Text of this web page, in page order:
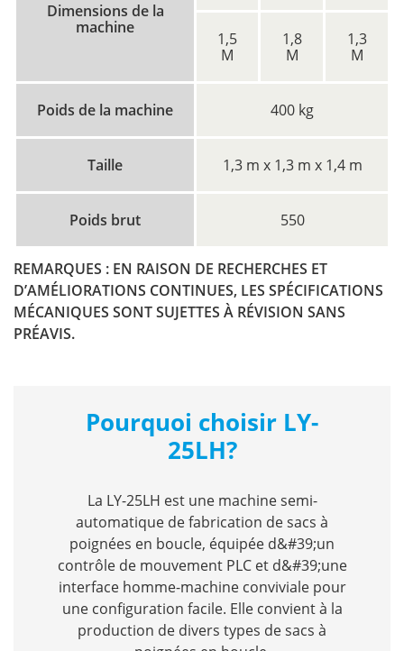
Dimensions de la
machine
1,5
M
1,8
M
1,3
M
Poids de la machine 400 kg
Taille 1,3 m x 1,3 m x 1,4 m
Poids brut 550
REMARQUES : EN RAISON DE RECHERCHES ET
D’AMÉLIORATIONS CONTINUES, LES SPÉCIFICATIONS
MÉCANIQUES SONT SUJETTES À RÉVISION SANS
PRÉAVIS.
Pourquoi choisir LY-
25LH?
La LY-25LH est une machine semi-
automatique de fabrication de sacs à
poignées en boucle, équipée d&#39;un
contrôle de mouvement PLC et d&#39;une
interface homme-machine conviviale pour
une configuration facile. Elle convient à la
production de divers types de sacs à